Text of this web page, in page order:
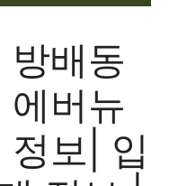
배동
에버뉴
정보| 입